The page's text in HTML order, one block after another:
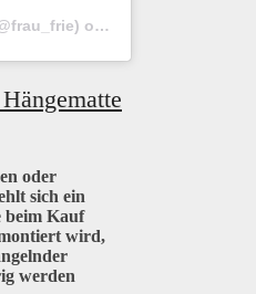
on
oder
sich ein
beim Kauf
wird,
werden